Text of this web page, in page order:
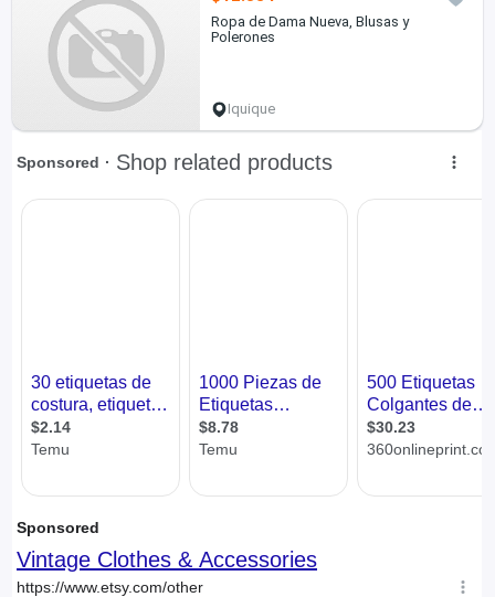
Ropa de Dama Nueva, Blusas y
Polerones
Iquique